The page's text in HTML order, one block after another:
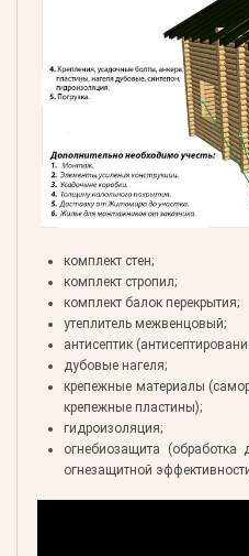
комплект стен;
комплект стропил;
комплект балок перекрытия;
утеплитель межвенцовый;
антисептик
дубовые нагеля;
крепежные материалы
крепежные пластины);
гидроизоляция;
огнебиозащита (обработка
огнезащитной